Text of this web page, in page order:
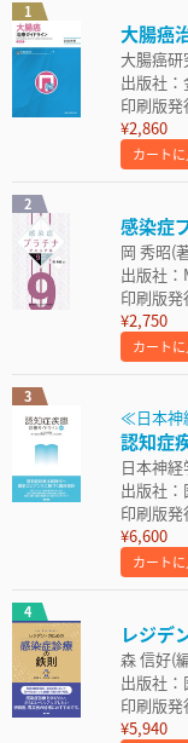
1
大腸癌
大腸癌研
出版社
印刷版
¥2,860
カート
2
感染症
岡 秀昭(
出版社：
印刷版
¥2,750
カート
3
≪日本神
認知症
日本神
出版社
印刷版
¥6,600
カート
4
レジデ
森 信好(
出版社
印刷版
¥5,940